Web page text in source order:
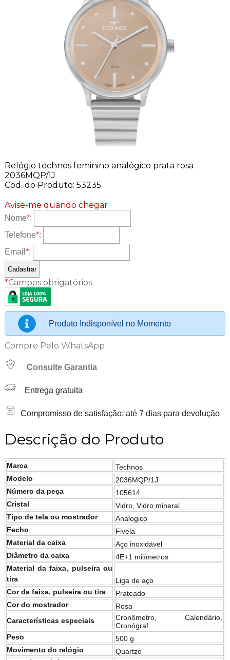
Relógio technos feminino analógico prata rosa
2036MQP/1J
Cod. do Produto: 53235
Avise-me quando chegar
Nome*:
Telefone*:
Email *:
*Campos obrigatórios
Produto Indisponível no Momento
Compre Pelo WhatsApp
Consulte Garantia
Entrega gratuita
Compromisso de satisfação: até 7 dias para devolução
Descrição do Produto
Marca
Technos
Modelo
2036MQP/1J
Número da peça
105614
Cristal
Vidro, Vidro mineral
Tipo de tela ou mostrador
Análogico
Fecho
Fivela
Material da caixa
Aço inoxidável
Diâmetro da caixa
4E+1 milímetros
Material da faixa, pulseira ou
tira
Liga de aço
Cor da faixa, pulseira ou tira
Prateado
Cor do mostrador
Rosa
Características especiais
Cronômetro, Calendário,
Cronógraf
Peso
500 g
Movimento do relógio
Quartzo